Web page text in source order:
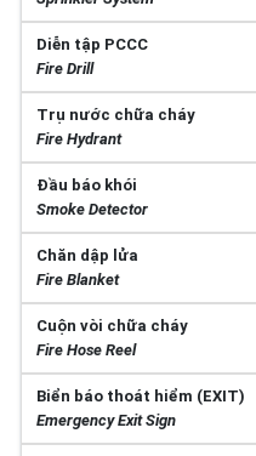
Diễn tập PCCC
Fire Drill
Trụ nước chữa cháy
Fire Hydrant
Đầu báo khói
Smoke Detector
Chăn dập lửa
Fire Blanket
Cuộn vòi chữa cháy
Fire Hose Reel
Biển báo thoát hiểm (EXIT)
Emergency Exit Sign